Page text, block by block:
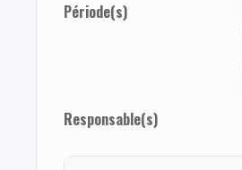
Période(s)
Responsable(s)